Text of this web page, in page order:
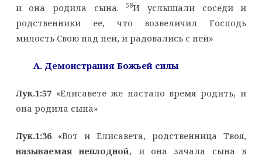
и она родила сына.58И услышали соседи и
родственники ее, что возвеличил Господь
милость Свою над ней, и радовались с ней»
А. Демонстрация Божьей силы
Лук.1:57«Елисавете же настало время родить, и
она родила сына»
Лук.1:36«Вот и Елисавета, родственница Твоя,
называемая неплодной, и она зачала сына в